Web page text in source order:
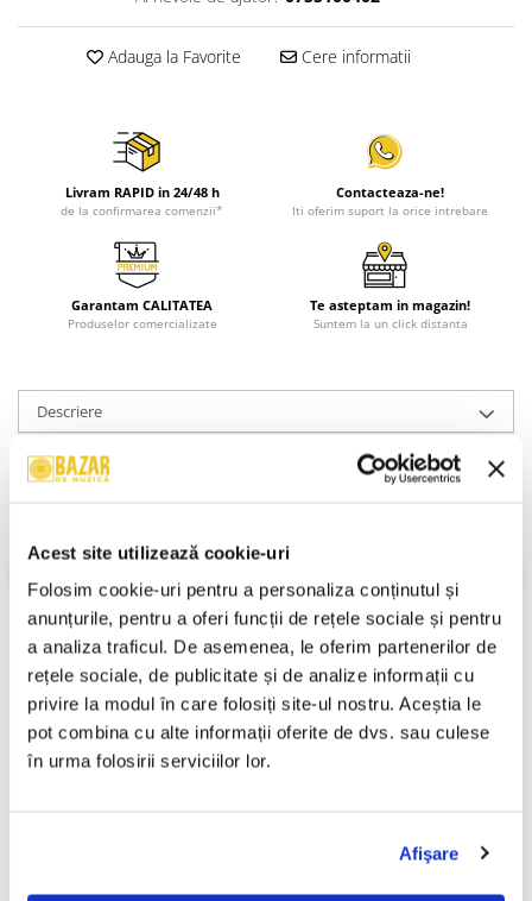
Acest site utilizează cookie-uri
Folosim cookie-uri pentru a personaliza conținutul și
anunțurile, pentru a oferi funcții de rețele sociale și pentru
a analiza traficul. De asemenea, le oferim partenerilor de
rețele sociale, de publicitate și de analize informații cu
privire la modul în care folosiți site-ul nostru. Aceștia le
pot combina cu alte informații oferite de dvs. sau culese
în urma folosirii serviciilor lor.
Afişare
Adauga la Favorite Cere informatii
Livram RAPID in 24/48 h
de la confirmarea comenzii*
Contacteaza-ne!
Iti oferim suport la orice intrebare
Garantam CALITATEA
Produselor comercializate
Te asteptam in magazin!
Suntem la un click distanta
Descriere
Format:Vinyl
An Lansare:
Stare Coperta:Mint (M)
Informatii conformitate produs
Review-uri(0)
PRODUSE ALTERNATIVE
House, (Disc Vinil)